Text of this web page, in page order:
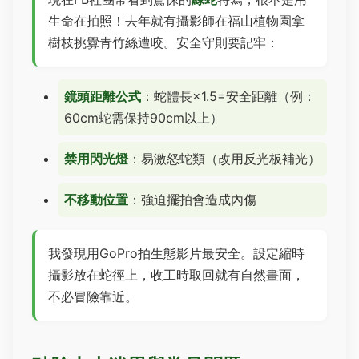
生命在拍照！去年就有攝影師在福山植物園拿
樹枝挑釁青竹絲遭咬。安全守則要記牢：
鏡頭距離公式 ：蛇體長×1.5=安全距離（例：
60cm蛇需保持90cm以上）
禁用閃光燈：易激怒蛇類（改用反光板補光）
不移動位置 ：強迫擺拍會造成內傷
我發現用GoPro拍生態影片最安全。設定縮時
攝影放在蛇徑上，收工時取回就有自然畫面，
不必冒險靠近。